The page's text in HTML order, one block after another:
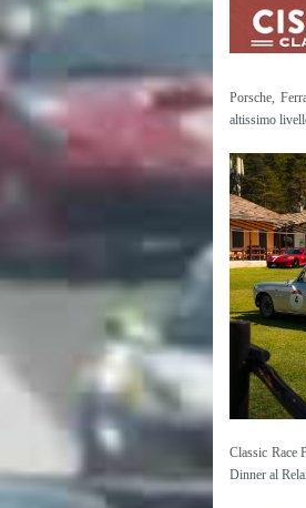
Porsche,
altissimo
Classic Race
Dinner al